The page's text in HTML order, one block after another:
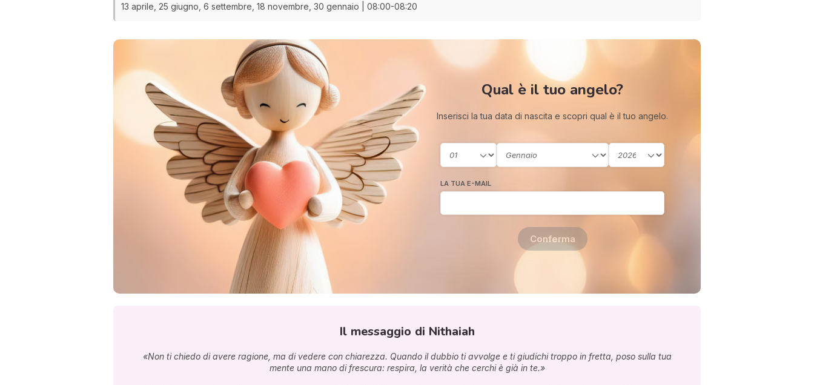
13 aprile, 25 giugno, 6 settembre, 18 novembre, 30 gennaio | 08:00-08:20
Qual è il tuo angelo?
Inserisci la tua data di nascita e scopri qual è il tuo angelo.
LA TUA E-MAIL
Conferma
Il messaggio di Nithaiah
«Non ti chiedo di avere ragione, ma di vedere con chiarezza. Quando il dubbio ti avvolge e ti giudichi troppo in fretta, poso sulla tua
mente una mano di frescura: respira, la verità che cerchi è già in te.»